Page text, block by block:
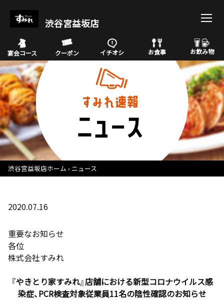
渋谷宮益坂店
宴会コース クーポン イチオシ お食事 お飲み物
渋谷宮益坂店ホーム ニュース
2020.07.16
重要なお知らせ
各位
株式会社すみれ
『やきとり家すみれ』店舗における新型コロナウイルス感
染症、PCR検査対象従業員11名の陰性確認のお知らせ